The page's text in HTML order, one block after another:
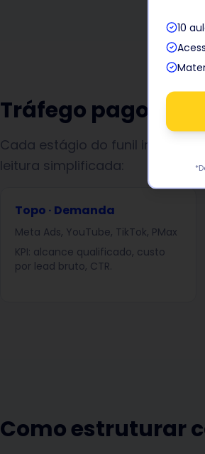
Tráfego pago
Cada estágio do funil
leitura simplificada:
Topo · Demanda
Meta Ads, YouTube, TikTok, PMax
KPI: alcance qualificado, custo
por lead bruto, CTR.
Como estruturar
10